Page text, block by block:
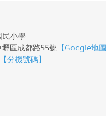
小學
區成都路55號 【Google地圖
【分機號碼】